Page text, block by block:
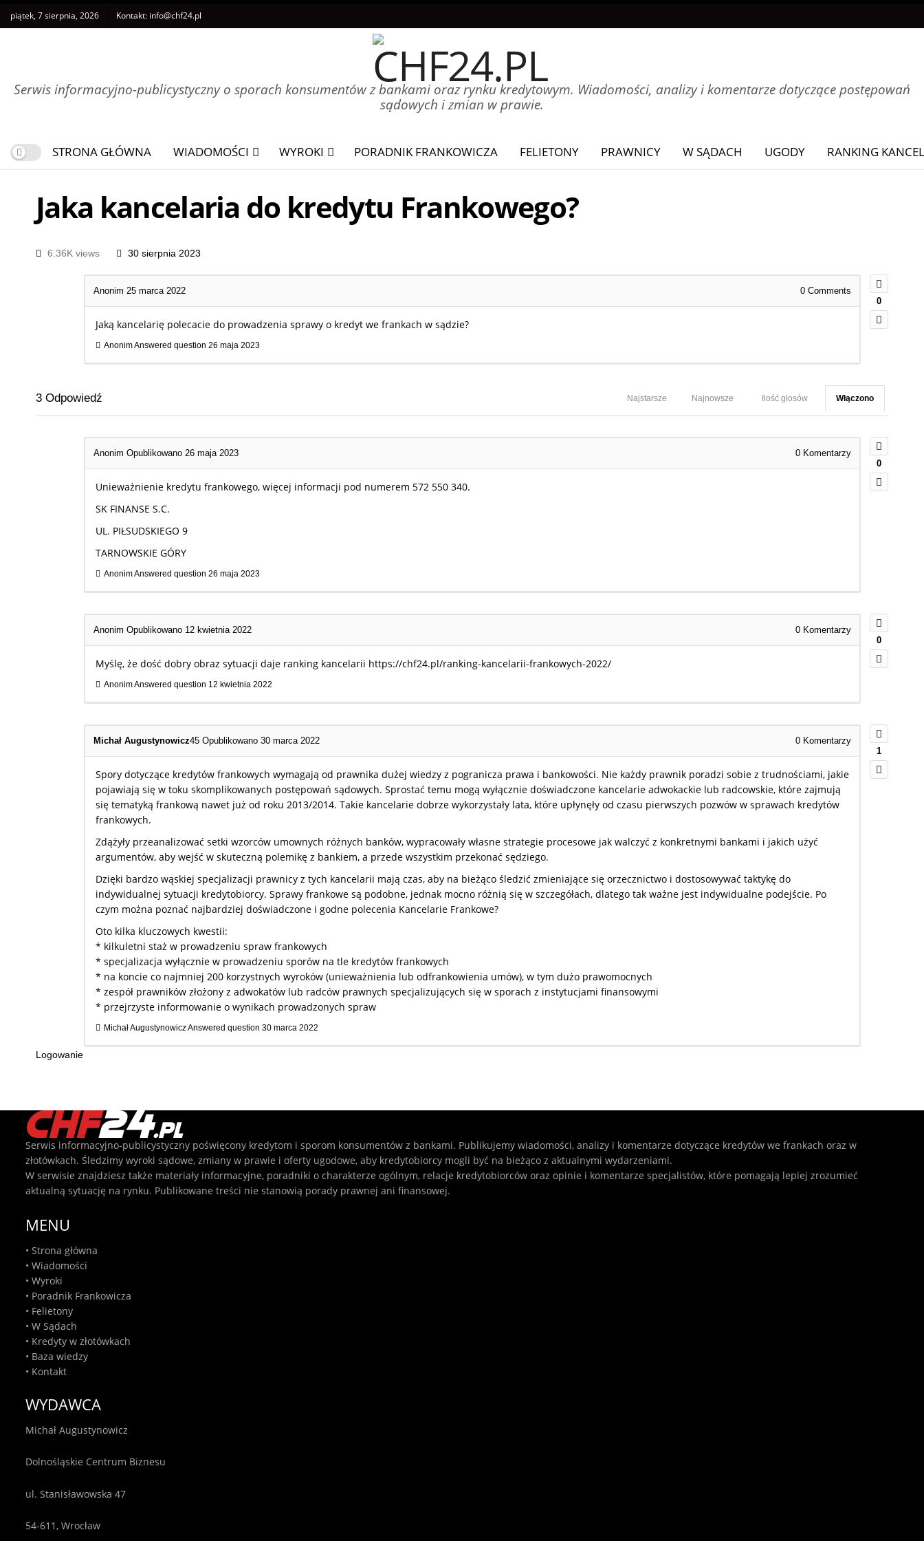
piątek, 7 sierpnia, 2026 Kontakt: info@chf24.pl
Serwis informacyjno-publicystyczny o sporach konsumentów z bankami oraz rynku kredytowym. Wiadomości, analizy i komentarze dotyczące postępowań
sądowych i zmian w prawie.
STRONA GŁÓWNA WIADOMOŚCI WYROKI PORADNIK FRANKOWICZA FELIETONY PRAWNICY W SĄDACH UGODY RANKING
Jaka kancelaria do kredytu Frankowego?
6.36K views 30 sierpnia 2023
0
Anonim 25 marca 2022 0 Comments
Jaką kancelarię polecacie do prowadzenia sprawy o kredyt we frankach w sądzie?
AnonimAnswered question 26 maja 2023
3 Odpowiedź Włączono
Ilość głosów
Najnowsze
Najstarsze
0
Anonim Opublikowano 26 maja 2023 0 Komentarzy
Unieważnienie kredytu frankowego, więcej informacji pod numerem 572 550 340.
SK FINANSE S.C.
UL. PIŁSUDSKIEGO 9
TARNOWSKIE GÓRY
AnonimAnswered question 26 maja 2023
0
Anonim Opublikowano 12 kwietnia 2022 0 Komentarzy
Myślę, że dość dobry obraz sytuacji daje ranking kancelarii https://chf24.pl/ranking-kancelarii-frankowych-2022/
AnonimAnswered question 12 kwietnia 2022
1
Michał Augustynowicz45 Opublikowano 30 marca 2022 0 Komentarzy
Spory dotyczące kredytów frankowych wymagają od prawnika dużej wiedzy z pogranicza prawa i bankowości. Nie każdy prawnik poradzi sobie z trudnościami, jakie
pojawiają się w toku skomplikowanych postępowań sądowych. Sprostać temu mogą wyłącznie doświadczone kancelarie adwokackie lub radcowskie, które zajmują
się tematyką frankową nawet już od roku 2013/2014. Takie kancelarie dobrze wykorzystały lata, które upłynęły od czasu pierwszych pozwów w sprawach kredytów
frankowych.
Zdążyły przeanalizować setki wzorców umownych różnych banków, wypracowały własne strategie procesowe jak walczyć z konkretnymi bankami i jakich użyć
argumentów, aby wejść w skuteczną polemikę z bankiem, a przede wszystkim przekonać sędziego.
Dzięki bardzo wąskiej specjalizacji prawnicy z tych kancelarii mają czas, aby na bieżąco śledzić zmieniające się orzecznictwo i dostosowywać taktykę do
indywidualnej sytuacji kredytobiorcy. Sprawy frankowe są podobne, jednak mocno różnią się w szczegółach, dlatego tak ważne jest indywidualne podejście. Po
czym można poznać najbardziej doświadczone i godne polecenia Kancelarie Frankowe?
Oto kilka kluczowych kwestii:
* kilkuletni staż w prowadzeniu spraw frankowych
* specjalizacja wyłącznie w prowadzeniu sporów na tle kredytów frankowych
* na koncie co najmniej 200 korzystnych wyroków (unieważnienia lub odfrankowienia umów), w tym dużo prawomocnych
* zespół prawników złożony z adwokatów lub radców prawnych specjalizujących się w sporach z instytucjami finansowymi
* przejrzyste informowanie o wynikach prowadzonych spraw
Michał AugustynowiczAnswered question 30 marca 2022
Logowanie
Serwis informacyjno-publicystyczny poświęcony kredytom i sporom konsumentów z bankami. Publikujemy wiadomości, analizy i komentarze dotyczące kredytów we frankach oraz w
złotówkach. Śledzimy wyroki sądowe, zmiany w prawie i oferty ugodowe, aby kredytobiorcy mogli być na bieżąco z aktualnymi wydarzeniami.
W serwisie znajdziesz także materiały informacyjne, poradniki o charakterze ogólnym, relacje kredytobiorców oraz opinie i komentarze specjalistów, które pomagają lepiej zrozumieć
aktualną sytuację na rynku. Publikowane treści nie stanowią porady prawnej ani finansowej.
MENU
• Strona główna
• Wiadomości
• Wyroki
• Poradnik Frankowicza
• Felietony
• W Sądach
• Kredyty w złotówkach
• Baza wiedzy
• Kontakt
WYDAWCA
Michał Augustynowicz
Dolnośląskie Centrum Biznesu
ul. Stanisławowska 47
54-611, Wrocław